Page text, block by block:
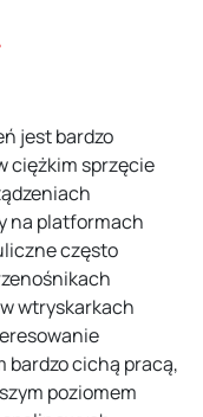
jest bardzo
ciężkim sprzęcie
na platformach
często
wtryskarkach
bardzo cichą pracą,
poziomem